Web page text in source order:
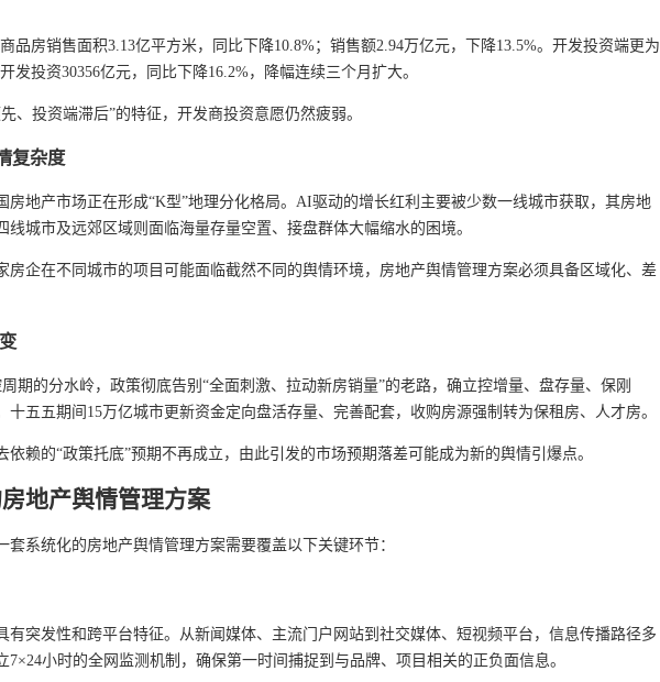
品房销售面积3.13亿平方米，同比下降10.8%；销售额2.94万亿元，下降13.5%。开发投资端更为
发投资30356亿元，同比下降16.2%，降幅连续三个月扩大。
、投资端滞后”的特征，开发商投资意愿仍然疲弱。
复杂度
房地产市场正在形成“K型”地理分化格局。AI驱动的增长红利主要被少数一线城市获取，其房地
线城市及远郊区域则面临海量存量空置、接盘群体大幅缩水的困境。
房企在不同城市的项目可能面临截然不同的舆情环境，房地产舆情管理方案必须具备区域化、差
期的分水岭，政策彻底告别“全面刺激、拉动新房销量”的老路，确立控增量、盘存量、保刚
十五五期间15万亿城市更新资金定向盘活存量、完善配套，收购房源强制转为保租房、人才房。
依赖的“政策托底”预期不再成立，由此引发的市场预期落差可能成为新的舆情引爆点。
地产舆情管理方案
套系统化的房地产舆情管理方案需要覆盖以下关键环节：
有突发性和跨平台特征。从新闻媒体、主流门户网站到社交媒体、短视频平台，信息传播路径多
7×24小时的全网监测机制，确保第一时间捕捉到与品牌、项目相关的正负面信息。